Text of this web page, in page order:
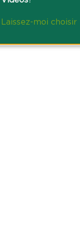
Laissez-moi choisir